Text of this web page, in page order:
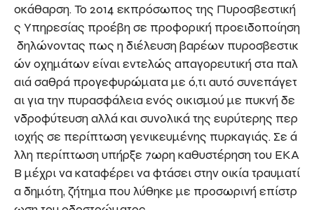
οκάθαρση. Το 2014 εκπρόσωπος της Πυροσβεστική
ς Υπηρεσίας προέβη σε προφορική προειδοποίηση
δηλώνοντας πως η διέλευση βαρέων πυροσβεστικ
ών οχημάτων είναι εντελώς απαγορευτική στα παλ
αιά σαθρά προγεφυρώματα με ό,τι αυτό συνεπάγετ
αι για την πυρασφάλεια ενός οικισμού με πυκνή δε
νδροφύτευση αλλά και συνολικά της ευρύτερης περ
ιοχής σε περίπτωση γενικευμένης πυρκαγιάς. Σε ά
λλη περίπτωση υπήρξε 7ωρη καθυστέρηση του ΕΚΑ
Β μέχρι να καταφέρει να φτάσει στην οικία τραυματί
α δημότη, ζήτημα που λύθηκε με προσωρινή επίστρ